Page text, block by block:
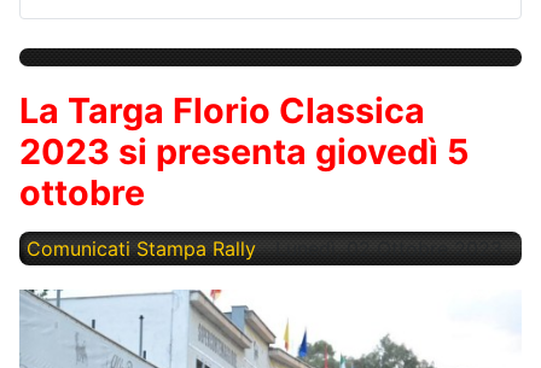
La Targa Florio Classica
2023 si presenta giovedì 5
ottobre
Comunicati Stampa Rally Lunedì, 02 Ottobre 2023